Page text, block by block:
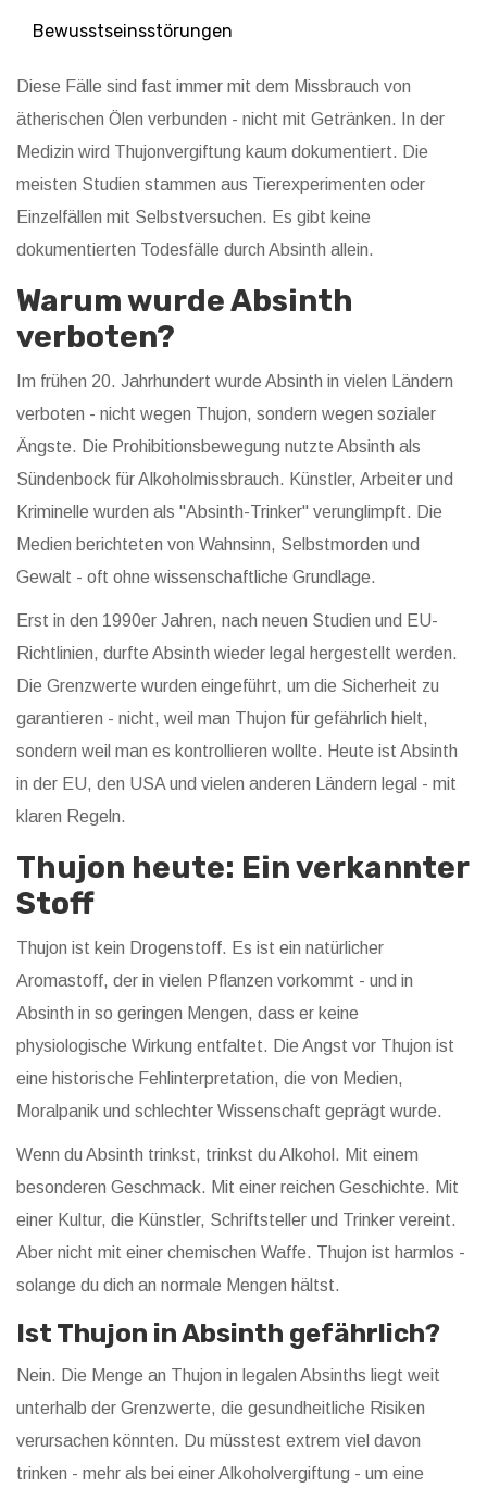
Bewusstseinsstörungen
Diese Fälle sind fast immer mit dem Missbrauch von
ätherischen Ölen verbunden - nicht mit Getränken. In der
Medizin wird Thujonvergiftung kaum dokumentiert. Die
meisten Studien stammen aus Tierexperimenten oder
Einzelfällen mit Selbstversuchen. Es gibt keine
dokumentierten Todesfälle durch Absinth allein.
Warum wurde Absinth
verboten?
Im frühen 20. Jahrhundert wurde Absinth in vielen Ländern
verboten - nicht wegen Thujon, sondern wegen sozialer
Ängste. Die Prohibitionsbewegung nutzte Absinth als
Sündenbock für Alkoholmissbrauch. Künstler, Arbeiter und
Kriminelle wurden als "Absinth-Trinker" verunglimpft. Die
Medien berichteten von Wahnsinn, Selbstmorden und
Gewalt - oft ohne wissenschaftliche Grundlage.
Erst in den 1990er Jahren, nach neuen Studien und EU-
Richtlinien, durfte Absinth wieder legal hergestellt werden.
Die Grenzwerte wurden eingeführt, um die Sicherheit zu
garantieren - nicht, weil man Thujon für gefährlich hielt,
sondern weil man es kontrollieren wollte. Heute ist Absinth
in der EU, den USA und vielen anderen Ländern legal - mit
klaren Regeln.
Thujon heute: Ein verkannter
Stoff
Thujon ist kein Drogenstoff. Es ist ein natürlicher
Aromastoff, der in vielen Pflanzen vorkommt - und in
Absinth in so geringen Mengen, dass er keine
physiologische Wirkung entfaltet. Die Angst vor Thujon ist
eine historische Fehlinterpretation, die von Medien,
Moralpanik und schlechter Wissenschaft geprägt wurde.
Wenn du Absinth trinkst, trinkst du Alkohol. Mit einem
besonderen Geschmack. Mit einer reichen Geschichte. Mit
einer Kultur, die Künstler, Schriftsteller und Trinker vereint.
Aber nicht mit einer chemischen Waffe. Thujon ist harmlos -
solange du dich an normale Mengen hältst.
Ist Thujon in Absinth gefährlich?
Nein. Die Menge an Thujon in legalen Absinths liegt weit
unterhalb der Grenzwerte, die gesundheitliche Risiken
verursachen könnten. Du müsstest extrem viel davon
trinken - mehr als bei einer Alkoholvergiftung - um eine